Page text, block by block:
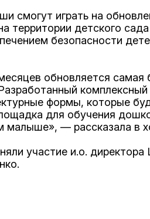
смогут играть на
территории детского
безопасности
обновляется
формы, которые
для обучения
малыше», — рассказала в
участие и.о.